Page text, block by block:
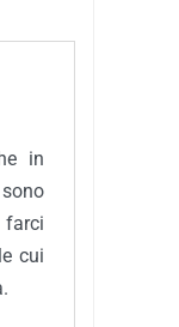
in
cui